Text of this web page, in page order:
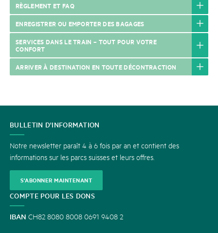
RÈGLEMENT ET FAQ
ENREGISTRER OU EMPORTER DES BAGAGES
SERVICES DANS LE TRAIN – TOUT POUR VOTRE
CONFORT
ARRIVER À DESTINATION EN TOUTE DÉCONTRACTION
CONTACT
BULLETIN D'INFORMATION
Notre newsletter paraît 4 à 6 fois par an et contient des
informations sur les parcs suisses et leurs offres.
S'ABONNER MAINTENANT
COMPTE POUR LES DONS
IBAN CH82 8080 8008 0691 9408 2